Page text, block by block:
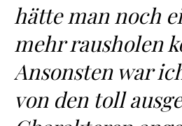
hätte man noch
mehr rausholen
Ansonsten war
von den toll